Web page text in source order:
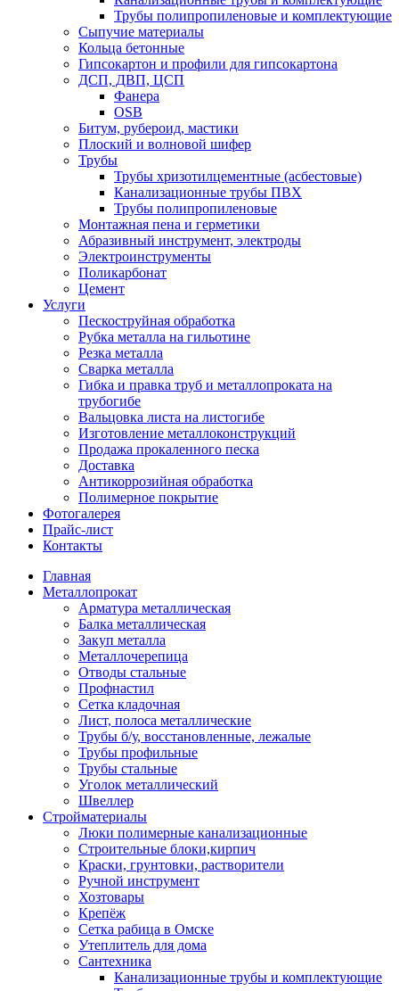
Трубы полипропиленовые и комплектующие
Сыпучие материалы
Кольца бетонные
Гипсокартон и профили для гипсокартона
ДСП, ДВП, ЦСП
Фанера
OSB
Битум, рубероид, мастики
Плоский и волновой шифер
Трубы
Трубы хризотилцементные (асбестовые)
Канализационные трубы ПВХ
Трубы полипропиленовые
Монтажная пена и герметики
Абразивный инструмент, электроды
Электроинструменты
Поликарбонат
Цемент
Услуги
Пескоструйная обработка
Рубка металла на гильотине
Резка металла
Сварка металла
Гибка и правка труб и металлопроката на
трубогибе
Вальцовка листа на листогибе
Изготовление металлоконструкций
Продажа прокаленного песка
Доставка
Антикоррозийная обработка
Полимерное покрытие
Фотогалерея
Прайс-лист
Контакты
Главная
Металлопрокат
Арматура металлическая
Балка металлическая
Закуп металла
Металлочерепица
Отводы стальные
Профнастил
Сетка кладочная
Лист, полоса металлические
Трубы б/у, восстановленные, лежалые
Трубы профильные
Трубы стальные
Уголок металлический
Швеллер
Стройматериалы
Люки полимерные канализационные
Строительные блоки,кирпич
Краски, грунтовки, растворители
Ручной инструмент
Хозтовары
Крепёж
Сетка рабица в Омске
Утеплитель для дома
Сантехника
Канализационные трубы и комплектующие